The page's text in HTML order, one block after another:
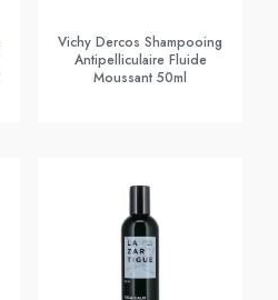
Vichy Dercos Shampooing
Antipelliculaire Fluide
Moussant 50ml